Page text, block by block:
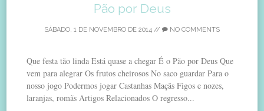
Pão por Deus
SÁBADO, 1 DE NOVEMBRO DE 2014 // NO COMMENTS
Que festa tão linda Está quase a chegar É o Pão por Deus Que
vem para alegrar Os frutos cheirosos No saco guardar Para o
nosso jogo Podermos jogar Castanhas Maçãs Figos e nozes,
laranjas, romãs Artigos Relacionados O regresso...